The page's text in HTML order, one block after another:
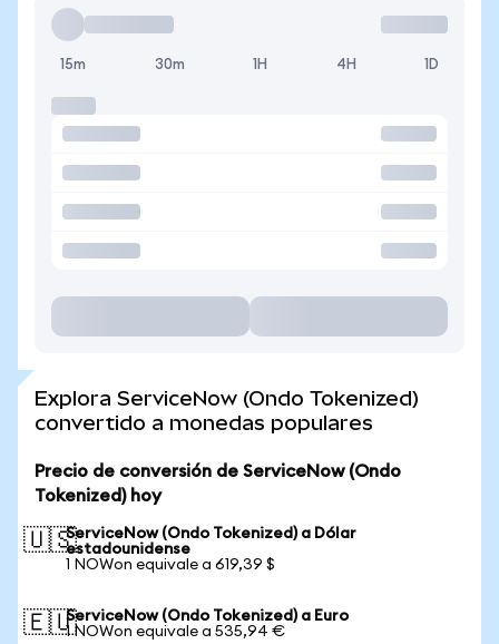
15m 30m 1H 4H 1D
Explora ServiceNow (Ondo Tokenized)
convertido a monedas populares
Precio de conversión de ServiceNow (Ondo
Tokenized) hoy
🇺🇸ServiceNow (Ondo Tokenized) a Dólar
estadounidense
1 NOWon equivale a 619,39 $
🇪🇺ServiceNow (Ondo Tokenized) a Euro
1 NOWon equivale a 535,94 €